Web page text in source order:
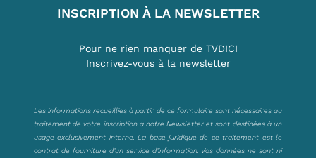
INSCRIPTION À LA NEWSLETTER
Pour ne rien manquer de TVDICI
Inscrivez-vous à la newsletter
Les informations recueillies à partir de ce formulaire sont nécessaires au
traitement de votre inscription à notre Newsletter et sont destinées à un
usage exclusivement interne. La base juridique de ce traitement est le
contrat de fourniture d’un service d’information. Vos données ne sont ni